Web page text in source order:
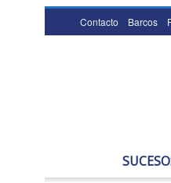
Contacto Barcos